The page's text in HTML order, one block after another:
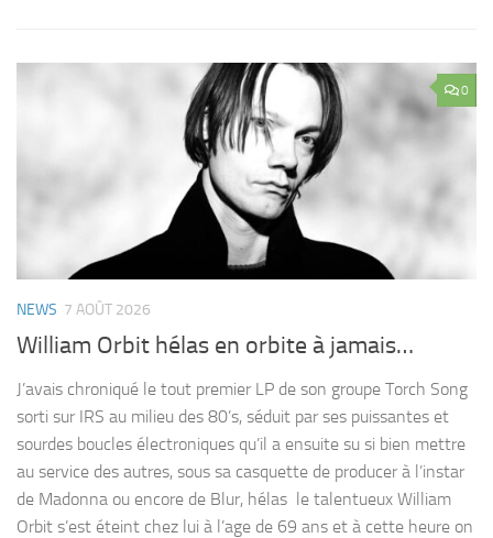
0
NEWS 7 AOÛT 2026
William Orbit hélas en orbite à jamais…
J’avais chroniqué le tout premier LP de son groupe Torch Song
sorti sur IRS au milieu des 80’s, séduit par ses puissantes et
sourdes boucles électroniques qu’il a ensuite su si bien mettre
au service des autres, sous sa casquette de producer à l’instar
de Madonna ou encore de Blur, hélas le talentueux William
Orbit s’est éteint chez lui à l’age de 69 ans et à cette heure on